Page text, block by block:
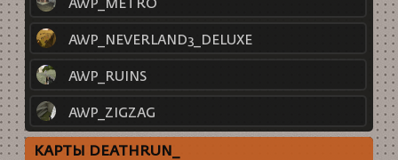
AWP_METRO
AWP_NEVERLAND3_DELUXE
AWP_RUINS
AWP_ZIGZAG
КАРТЫ DEATHRUN_